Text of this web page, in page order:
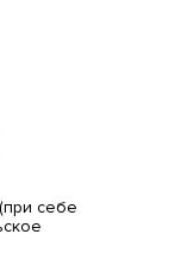
себе